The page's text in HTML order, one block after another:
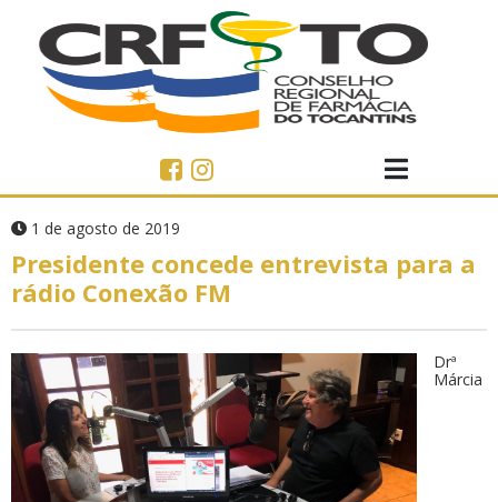
1 de agosto de 2019
Presidente concede entrevista para a
rádio Conexão FM
Drª
Márcia